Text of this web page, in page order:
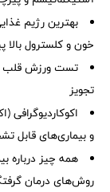
بهترین رژیم
خون و کلسترول
تست ورزش قلب
تجویز
اکوکاردیوگرافی
و بیماری‌های قابل
همه چیز درباره
روش‌های درمان